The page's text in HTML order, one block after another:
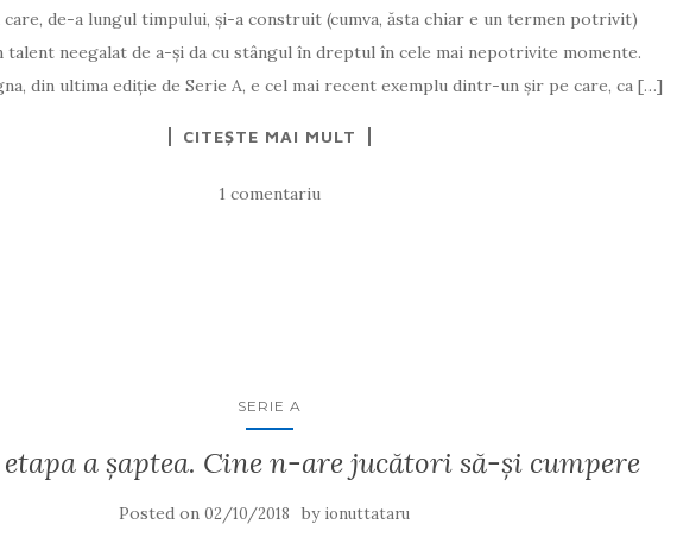
de-a lungul timpului, și-a construit (cumva, ăsta chiar e un termen potrivit)
talent neegalat de a-și da cu stângul în dreptul în cele mai nepotrivite momente.
din ultima ediție de Serie A, e cel mai recent exemplu dintr-un șir pe care, ca […]
CITEȘTE MAI MULT
1 comentariu
SERIE A
etapa a şaptea. Cine n-are jucători să-şi cumpere
Posted on 02/10/2018 by ionuttataru